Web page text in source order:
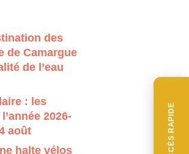
ACCÈS RAPIDE
des
de Camargue
de l’eau
: les
2026-
août
halte vélos